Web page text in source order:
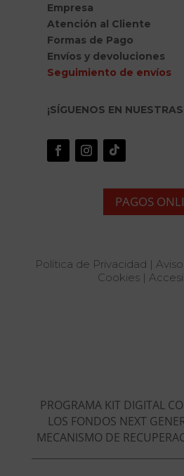
Empresa
Atención al Cliente
Formas de Pago
Envíos y devoluciones
Seguimiento de envíos
¡SÍGUENOS EN
PAGOS
Política de Privacidad |
Cookies|
PROGRAMA KIT DIGITAL
LOS FONDOS NEXT
MECANISMO DE